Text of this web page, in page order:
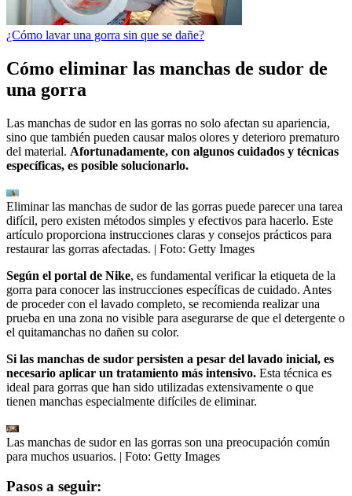
¿Cómo lavar una gorra sin que se dañe?
Cómo eliminar las manchas de sudor de
una gorra
Las manchas de sudor en las gorras no solo afectan su apariencia,
sino que también pueden causar malos olores y deterioro prematuro
del material. Afortunadamente, con algunos cuidados y técnicas
específicas, es posible solucionarlo.
Eliminar las manchas de sudor de las gorras puede parecer una tarea
difícil, pero existen métodos simples y efectivos para hacerlo. Este
artículo proporciona instrucciones claras y consejos prácticos para
restaurar las gorras afectadas. | Foto: Getty Images
Según el portal de Nike, es fundamental verificar la etiqueta de la
gorra para conocer las instrucciones específicas de cuidado. Antes
de proceder con el lavado completo, se recomienda realizar una
prueba en una zona no visible para asegurarse de que el detergente o
el quitamanchas no dañen su color.
Si las manchas de sudor persisten a pesar del lavado inicial, es
necesario aplicar un tratamiento más intensivo. Esta técnica es
ideal para gorras que han sido utilizadas extensivamente o que
tienen manchas especialmente difíciles de eliminar.
Las manchas de sudor en las gorras son una preocupación común
para muchos usuarios. | Foto: Getty Images
Pasos a seguir: